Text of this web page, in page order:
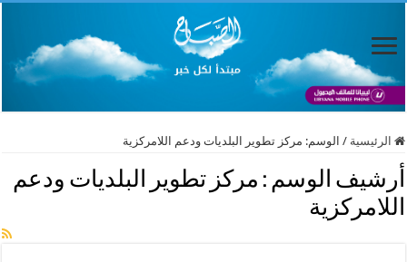
الرئيسية / الوسم: مركز تطوير البلديات ودعم اللامركزية
أرشيف الوسم : مركز تطوير البلديات ودعم
اللامركزية